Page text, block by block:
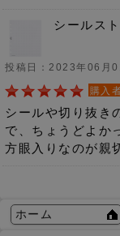
シールス
投稿日：2023年06月
購入
シールや切り抜き
で、ちょうどよか
方眼入りなのが親
ホーム